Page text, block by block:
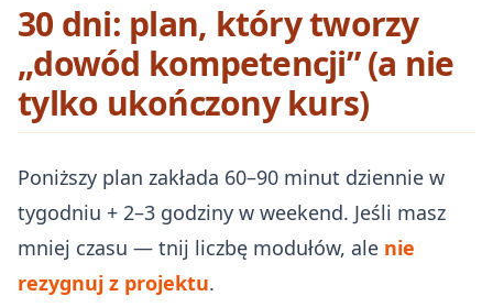
30 dni: plan, który tworzy
„dowód kompetencji” (a nie
tylko ukończony kurs)
Poniższy plan zakłada 60–90 minut dziennie w
tygodniu + 2–3 godziny w weekend. Jeśli masz
mniej czasu — tnij liczbę modułów, ale nie
rezygnuj z projektu.